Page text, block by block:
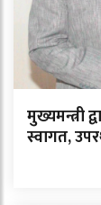
मुख्यमन्त्री
स्वागत,